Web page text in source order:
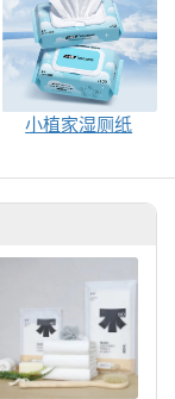
小植家湿厕纸